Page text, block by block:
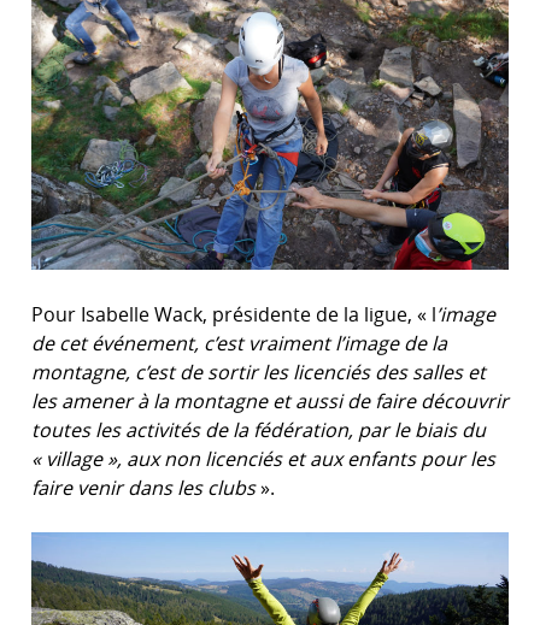
Pour Isabelle Wack, présidente de la ligue, « l’image
de cet événement, c’est vraiment l’image de la
montagne, c’est de sortir les licenciés des salles et
les amener à la montagne et aussi de faire découvrir
toutes les activités de la fédération, par le biais du
« village », aux non licenciés et aux enfants pour les
faire venir dans les clubs».